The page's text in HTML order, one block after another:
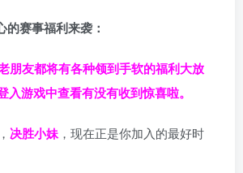
赛事福利来袭：
朋友都将有各种领到手软的福利大放
入游戏中查看有没有收到惊喜啦。
， 决胜小妹 ，现在正是你加入的最好时